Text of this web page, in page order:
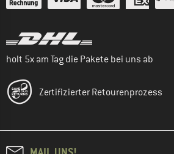
holt 5x am Tag die Pakete bei uns ab
Zertifizierter Retourenprozess